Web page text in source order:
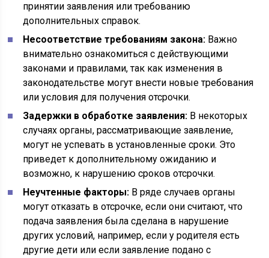
принятии заявления или требованию
дополнительных справок.
Несоответствие требованиям закона: Важно
внимательно ознакомиться с действующими
законами и правилами, так как изменения в
законодательстве могут внести новые требования
или условия для получения отсрочки.
Задержки в обработке заявления: В некоторых
случаях органы, рассматривающие заявление,
могут не успевать в установленные сроки. Это
приведет к дополнительному ожиданию и
возможно, к нарушению сроков отсрочки.
Неучтенные факторы: В ряде случаев органы
могут отказать в отсрочке, если они считают, что
подача заявления была сделана в нарушение
других условий, например, если у родителя есть
другие дети или если заявление подано с